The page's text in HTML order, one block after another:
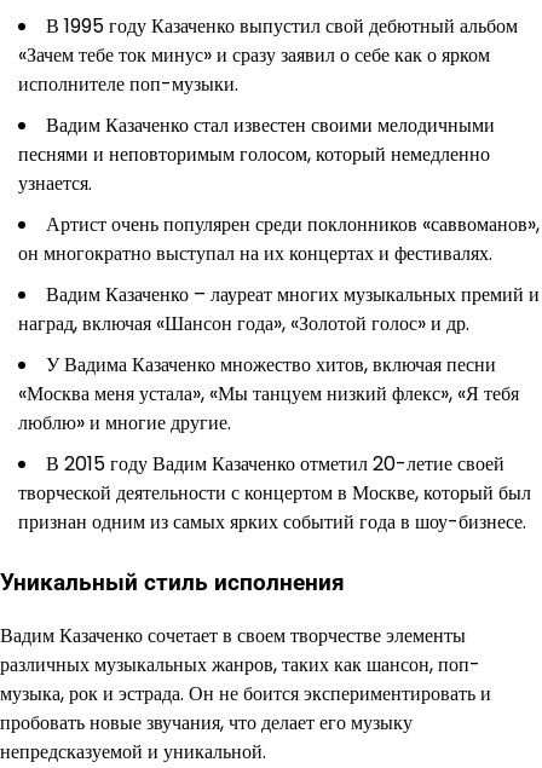
В 1995 году Казаченко выпустил свой дебютный альбом
«Зачем тебе ток минус» и сразу заявил о себе как о ярком
исполнителе поп-музыки.
Вадим Казаченко стал известен своими мелодичными
песнями и неповторимым голосом, который немедленно
узнается.
Артист очень популярен среди поклонников «саввоманов»,
он многократно выступал на их концертах и фестивалях.
Вадим Казаченко – лауреат многих музыкальных премий и
наград, включая «Шансон года», «Золотой голос» и др.
У Вадима Казаченко множество хитов, включая песни
«Москва меня устала», «Мы танцуем низкий флекс», «Я тебя
люблю» и многие другие.
В 2015 году Вадим Казаченко отметил 20-летие своей
творческой деятельности с концертом в Москве, который был
признан одним из самых ярких событий года в шоу-бизнесе.
Уникальный стиль исполнения
Вадим Казаченко сочетает в своем творчестве элементы
различных музыкальных жанров, таких как шансон, поп-
музыка, рок и эстрада. Он не боится экспериментировать и
пробовать новые звучания, что делает его музыку
непредсказуемой и уникальной.